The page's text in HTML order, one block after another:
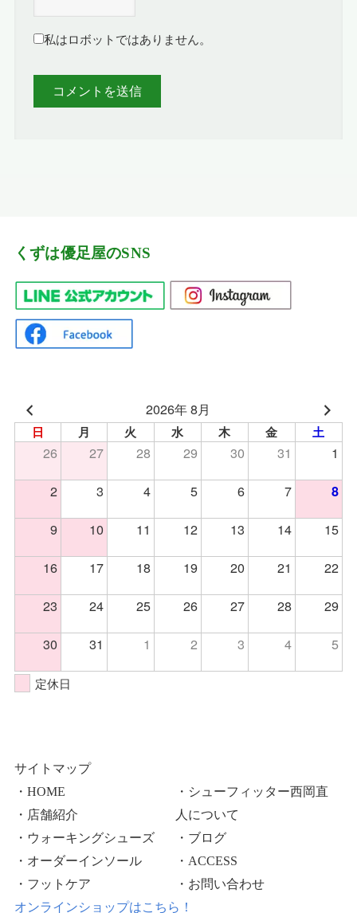
私はロボットではありません。
くずは優足屋のSNS
2026年 8月
日 月 火 水 木 金 土
26 27 28 29 30 31
1
2
3 4 5 6 7 8
9 10 11 12 13 14
15
16
17 18 19 20 21
22
23
24 25 26 27 28
29
30
31 1 2 3 4 5
定休日
サイトマップ
・HOME
・店舗紹介
・ウォーキングシューズ
・オーダーインソール
・フットケア
・シューフィッター西岡直
人について
・ブログ
・ACCESS
・お問い合わせ
オンラインショップはこちら！